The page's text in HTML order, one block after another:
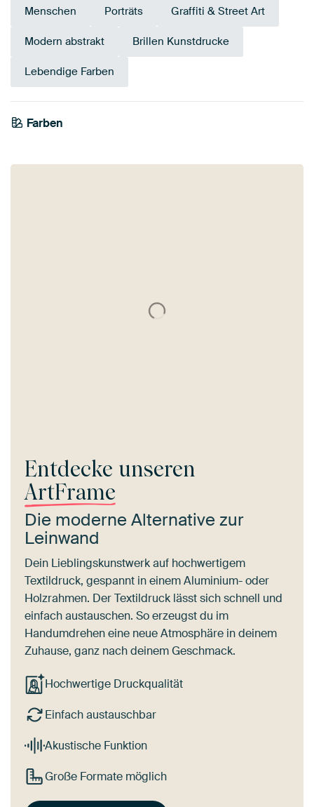
Menschen Porträts Graffiti & Street Art
Modern abstrakt Brillen Kunstdrucke
Lebendige Farben
Farben
Taupe
Rot
Bronze
Entdecke unseren
ArtFrame
Die moderne Alternative zur
Leinwand
Dein Lieblingskunstwerk auf hochwertigem
Textildruck, gespannt in einem Aluminium- oder
Holzrahmen. Der Textildruck lässt sich schnell und
einfach austauschen. So erzeugst du im
Handumdrehen eine neue Atmosphäre in deinem
Zuhause, ganz nach deinem Geschmack.
Hochwertige Druckqualität
Einfach austauschbar
Akustische Funktion
Große Formate möglich